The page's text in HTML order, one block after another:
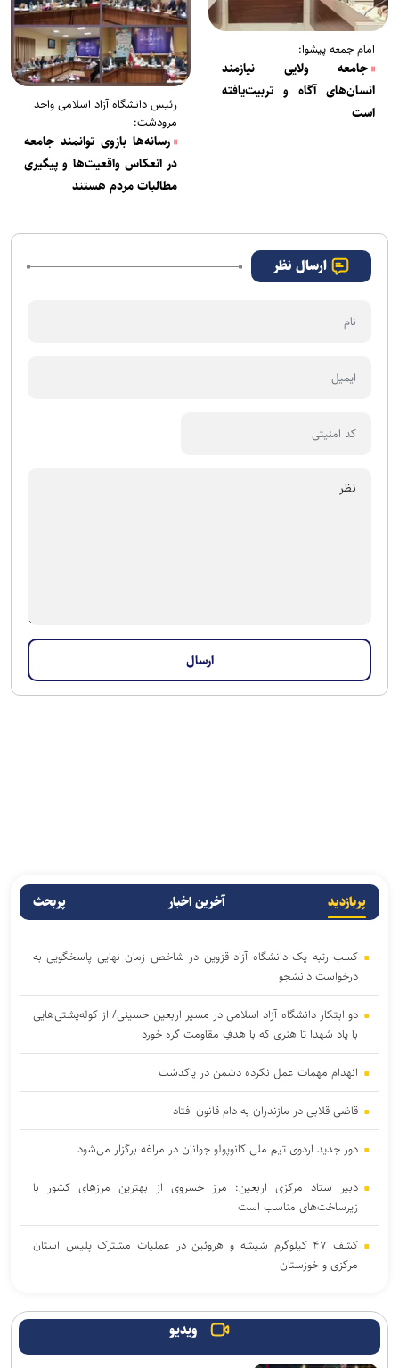
امام جمعه پیشوا:
جامعه ولایی نیازمند
انسان‌های آگاه و تربیت‌یافته
است
رئیس دانشگاه آزاد اسلامی واحد
مرودشت:
رسانه‌ها بازوی توانمند جامعه
در انعکاس واقعیت‌ها و پیگیری
مطالبات مردم هستند
ارسال نظر
پربازدید آخرین اخبار پربحث
کسب رتبه یک دانشگاه آزاد قزوین در شاخص زمان نهایی پاسخگویی به
درخواست دانشجو
دو ابتکار دانشگاه آزاد اسلامی در مسیر اربعین حسینی/ از کوله‌پشتی‌هایی
با یاد شهدا تا هنری که با هدفِ مقاومت گره خورد
انهدام مهمات عمل نکرده دشمن در پاکدشت
قاضی قلابی در مازندران به دام قانون افتاد
دور جدید اردوی تیم ملی کانوپولو جوانان در مراغه برگزار می‌شود
دبیر ستاد مرکزی اربعین: مرز خسروی از بهترین مرزهای کشور با
زیرساخت‌های مناسب است
کشف ۴۷ کیلوگرم شیشه و هروئین در عملیات مشترک پلیس استان
مرکزی و خوزستان
ویدیو